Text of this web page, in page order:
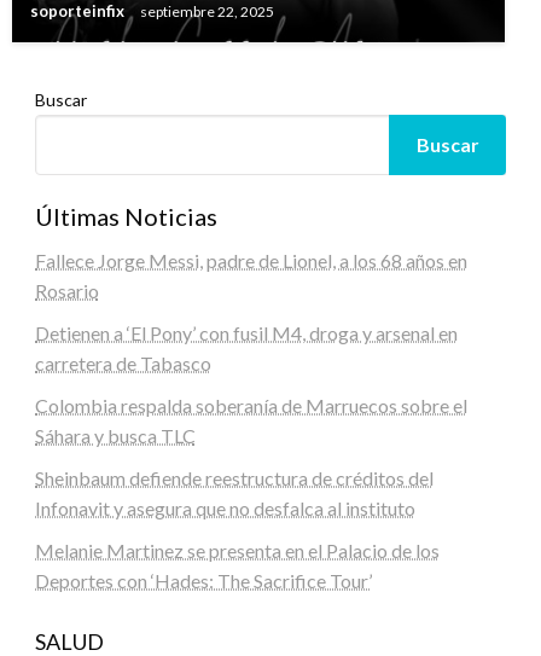
soporteinfix septiembre 22, 2025
Buscar
Buscar
Últimas Noticias
Fallece Jorge Messi, padre de Lionel, a los 68 años en
Rosario
Detienen a ‘El Pony’ con fusil M4, droga y arsenal en
carretera de Tabasco
Colombia respalda soberanía de Marruecos sobre el
Sáhara y busca TLC
Sheinbaum defiende reestructura de créditos del
Infonavit y asegura que no desfalca al instituto
Melanie Martinez se presenta en el Palacio de los
Deportes con ‘Hades: The Sacrifice Tour’
SALUD